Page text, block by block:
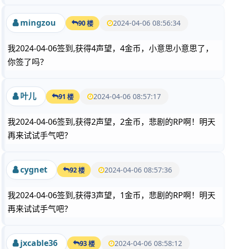
mingzou 90 楼 2024-04-06 08:56:34
我2024-04-06签到,获得4声望，4金币，小意思小意思了，
你签了吗？
叶儿 91 楼 2024-04-06 08:57:17
我2024-04-06签到,获得2声望，2金币，悲剧的RP啊！明天
再来试试手气吧？
cygnet 92 楼 2024-04-06 08:57:36
我2024-04-06签到,获得3声望，1金币，悲剧的RP啊！明天
再来试试手气吧？
jxcable36 93 楼 2024-04-06 08:58:12